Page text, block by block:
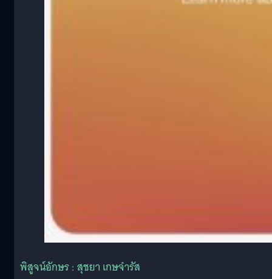
พิสูจน์อักษร : สุชยา เกษจำรัส